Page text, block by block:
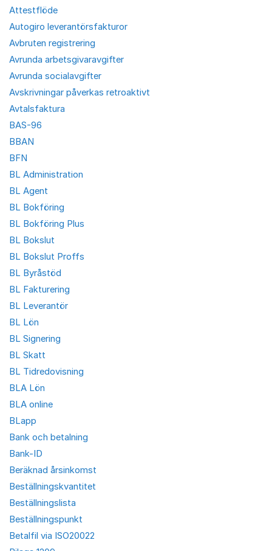
Attestflöde
Autogiro leverantörsfakturor
Avbruten registrering
Avrunda arbetsgivaravgifter
Avrunda socialavgifter
Avskrivningar påverkas retroaktivt
Avtalsfaktura
BAS-96
BBAN
BFN
BL Administration
BL Agent
BL Bokföring
BL Bokföring Plus
BL Bokslut
BL Bokslut Proffs
BL Byråstöd
BL Fakturering
BL Leverantör
BL Lön
BL Signering
BL Skatt
BL Tidredovisning
BLA Lön
BLA online
BLapp
Bank och betalning
Bank-ID
Beräknad årsinkomst
Beställningskvantitet
Beställningslista
Beställningspunkt
Betalfil via ISO20022